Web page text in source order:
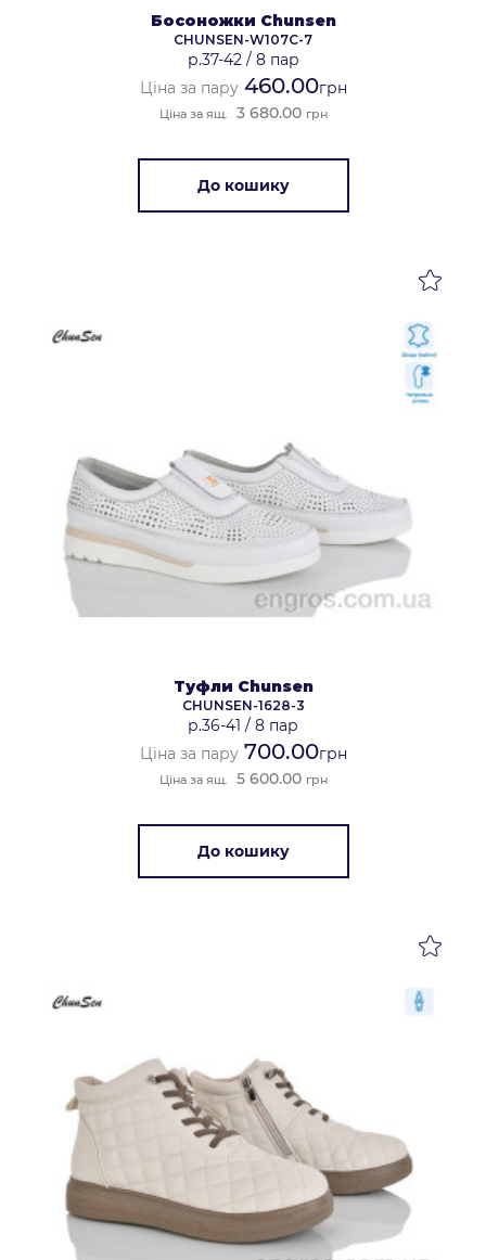
Босоножки Chunsen
CHUNSEN-W107C-7
р.37-42/ 8 пар
Ціна за пару460.00грн
Ціна за ящ. 3 680.00 грн
До кошику
Туфли Chunsen
CHUNSEN-1628-3
р.36-41 / 8 пар
Ціна за пару700.00грн
Ціна за ящ. 5 600.00 грн
До кошику